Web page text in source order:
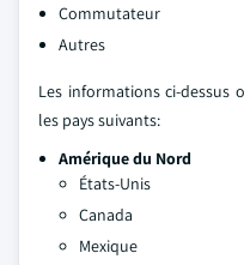
Commutateur
Autres
Les informations ci-
les pays suivants:
Amérique du Nord
États-Unis
Canada
Mexique